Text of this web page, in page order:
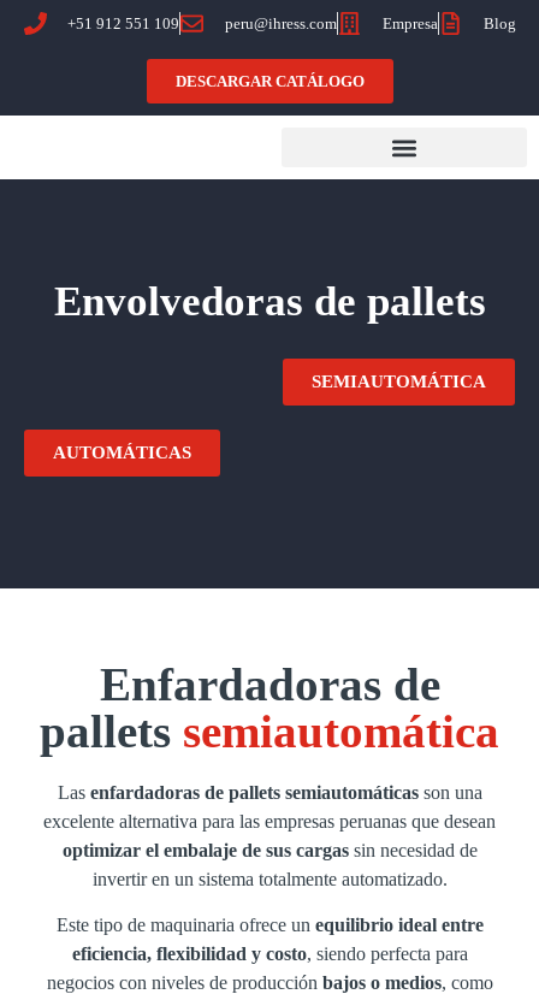
+51 912 551 109 peru@ihress.com Empresa Blog
DESCARGAR CATÁLOGO
Envolvedoras de pallets
SEMIAUTOMÁTICA
AUTOMÁTICAS
Enfardadoras de
pallets semiautomática
Las enfardadoras de pallets semiautomáticasson una
excelente alternativa para las empresas peruanas que desean
optimizar el embalaje de sus cargassin necesidad de
invertir en un sistema totalmente automatizado.
Este tipo de maquinaria ofrece un equilibrio ideal entre
eficiencia, flexibilidad y costo, siendo perfecta para
negocios con niveles de producción bajos o medios, como